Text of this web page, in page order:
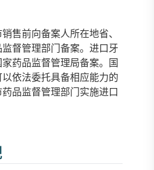
售前向备案人所在地省、
督管理部门备案。进口牙
药品监督管理局备案。国
依法委托具备相应能力的
品监督管理部门实施进口